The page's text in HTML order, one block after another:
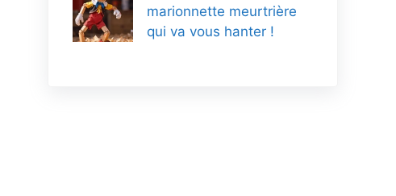
marionnette meurtrière
qui va vous hanter !